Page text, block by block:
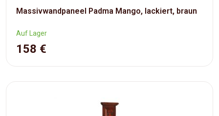
Massivwandpaneel Padma Mango, lackiert, braun
Auf Lager
158 €